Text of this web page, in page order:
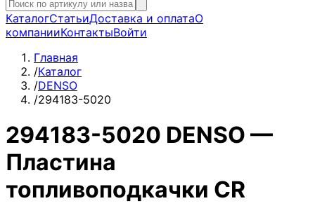
КаталогСтатьиДоставка и оплатаО
компанииКонтактыВойти
Главная
/Каталог
/DENSO
/294183-5020
294183-5020 DENSO —
Пластина
топливоподкачки CR